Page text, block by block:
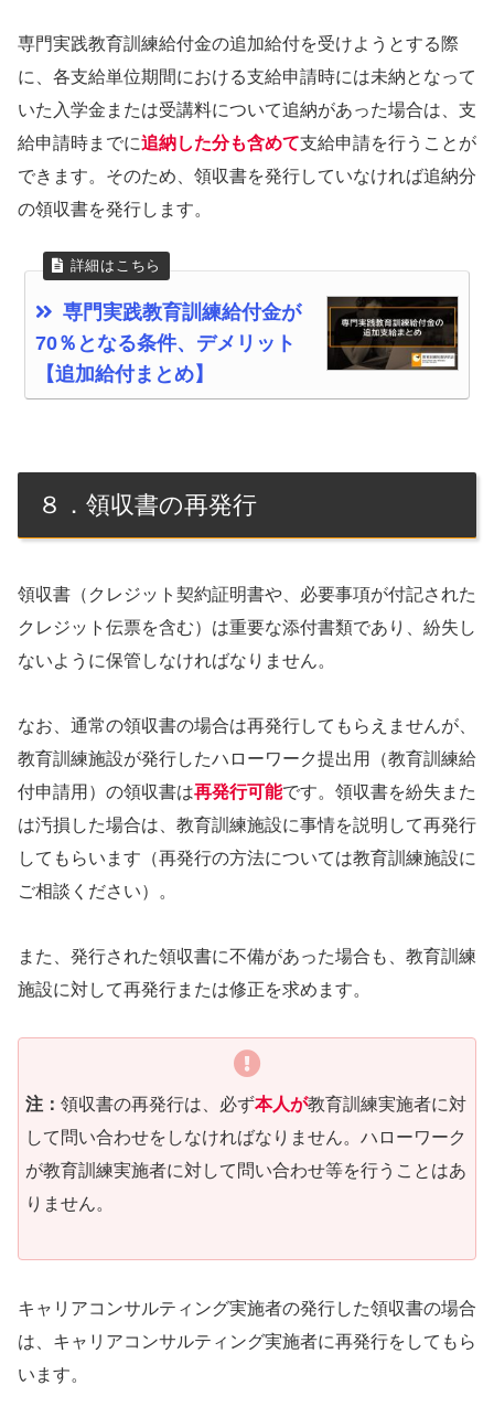
専門実践教育訓練給付金の追加給付を受けようとする際
に、各支給単位期間における支給申請時には未納となって
いた入学金または受講料について追納があった場合は、支
給申請時までに追納した分も含めて支給申請を行うことが
できます。そのため、領収書を発行していなければ追納分
の領収書を発行します。
専門実践教育訓練給付金が
70％となる条件、デメリット
【追加給付まとめ】
８．領収書の再発行
領収書（クレジット契約証明書や、必要事項が付記された
クレジット伝票を含む）は重要な添付書類であり、紛失し
ないように保管しなければなりません。
なお、通常の領収書の場合は再発行してもらえませんが、
教育訓練施設が発行したハローワーク提出用（教育訓練給
付申請用）の領収書は再発行可能です。領収書を紛失また
は汚損した場合は、教育訓練施設に事情を説明して再発行
してもらいます（再発行の方法については教育訓練施設に
ご相談ください）。
また、発行された領収書に不備があった場合も、教育訓練
施設に対して再発行または修正を求めます。
注： 領収書の再発行は、必ず本人が教育訓練実施者に対
して問い合わせをしなければなりません。ハローワーク
が教育訓練実施者に対して問い合わせ等を行うことはあ
りません。
キャリアコンサルティング実施者の発行した領収書の場合
は、キャリアコンサルティング実施者に再発行をしてもら
います。